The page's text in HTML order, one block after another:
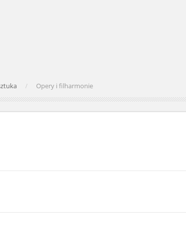
Opery i filharmonie